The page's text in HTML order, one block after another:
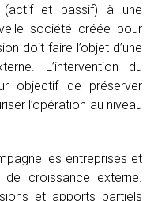
(actif et passif) à une
société créée pour
doit faire l’objet d’une
L’intervention du
objectif de préserver
l’opération au niveau
les entreprises et
croissance externe.
et apports partiels